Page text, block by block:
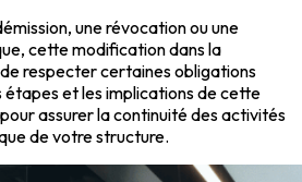
une révocation ou une
cette modification dans la
respecter certaines obligations
étapes et les implications de cette
assurer la continuité des activités
de votre structure.